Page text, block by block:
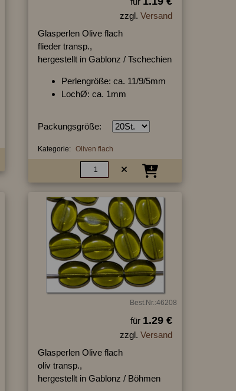
zzgl. Versand
Glasperlen Olive flach
flieder transp.,
hergestellt in Gablonz / Tschechien
Perlengröße: ca. 11/9/5mm
LochØ: ca. 1mm
Packungsgröße:
Kategorie: Oliven flach
Best.Nr.:46208
für 1.29 €
zzgl. Versand
Glasperlen Olive flach
oliv transp.,
hergestellt in Gablonz / Böhmen